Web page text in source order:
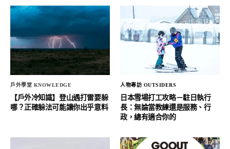
戶外學堂 KNOWLEDGE
【戶外冷知識】登山遇打雷要躲
哪？正確躲法可能讓你出乎意料
人物專訪 OUTSIDERS
日本雪場打工攻略－駐日執行
長：無論當教練還是服務、行
政，總有適合你的